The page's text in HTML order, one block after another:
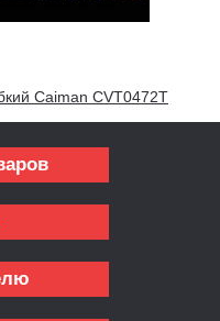
Caiman CVT0472T